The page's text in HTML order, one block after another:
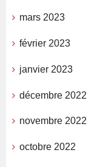
mars 2023
février 2023
janvier 2023
décembre 2022
novembre 2022
octobre 2022